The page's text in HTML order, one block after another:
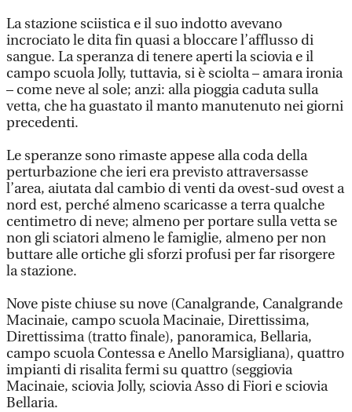
La stazione sciistica e il suo indotto avevano
incrociato le dita fin quasi a bloccare l’afflusso di
sangue. La speranza di tenere aperti la sciovia e il
campo scuola Jolly, tuttavia, si è sciolta – amara ironia
– come neve al sole; anzi: alla pioggia caduta sulla
vetta, che ha guastato il manto manutenuto nei giorni
precedenti.
Le speranze sono rimaste appese alla coda della
perturbazione che ieri era previsto attraversasse
l’area, aiutata dal cambio di venti da ovest-sud ovest a
nord est, perché almeno scaricasse a terra qualche
centimetro di neve; almeno per portare sulla vetta se
non gli sciatori almeno le famiglie, almeno per non
buttare alle ortiche gli sforzi profusi per far risorgere
la stazione.
Nove piste chiuse su nove (Canalgrande, Canalgrande
Macinaie, campo scuola Macinaie, Direttissima,
Direttissima (tratto finale), panoramica, Bellaria,
campo scuola Contessa e Anello Marsigliana), quattro
impianti di risalita fermi su quattro (seggiovia
Macinaie, sciovia Jolly, sciovia Asso di Fiori e sciovia
Bellaria.